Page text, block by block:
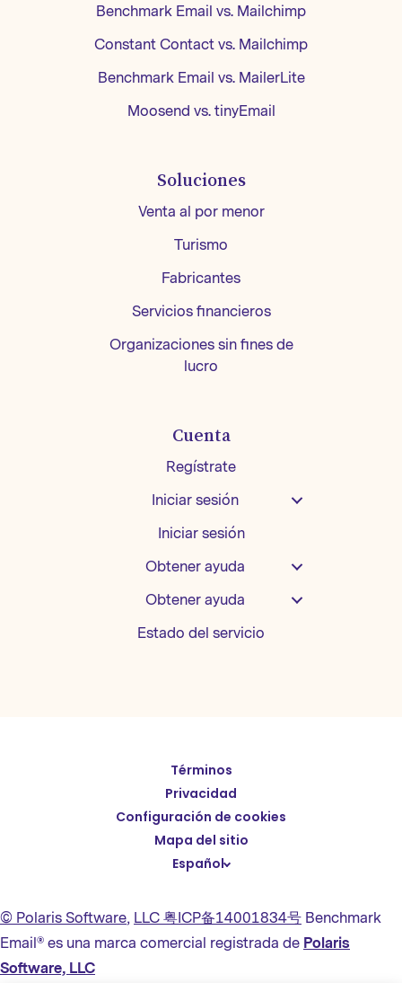
Benchmark Email vs. Mailchimp
Constant Contact vs. Mailchimp
Benchmark Email vs. MailerLite
Moosend vs. tinyEmail
Soluciones
Venta al por menor
Turismo
Fabricantes
Servicios financieros
Organizaciones sin fines de
lucro
Cuenta
Regístrate
Iniciar sesión
Iniciar sesión
Obtener ayuda
Obtener ayuda
Estado del servicio
Términos
Privacidad
Configuración de cookies
Mapa del sitio
Español
English
Deutsch
繁體中文
简体中文
Italiano
© Polaris Software, LLC 粤ICP备14001834号 Benchmark
Email® es una marca comercial registrada de Polaris
Software, LLC